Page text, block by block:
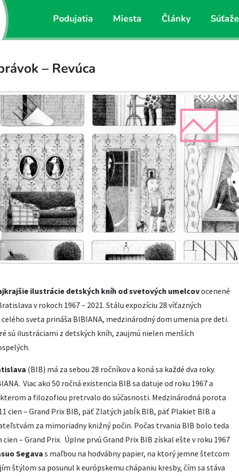
Podujatia Miesta Články Súťaže
– Revúca
ilustrácie detských kníh od svetových umelcovocenené
v rokoch 1967 – 2021. Stálu expozíciu 28 víťazných
sveta prináša BIBIANA, medzinárodný dom umenia pre deti.
sú ilustráciami z detských kníh, zaujmú nielen menších
(BIB) má za sebou 28 ročníkov a koná sa každé dva roky.
Viac ako 50 ročná existencia BIB sa datuje od roku 1967 a
a filozofiou pretrvalo do súčasnosti. Medzinárodná porota
cien – Grand Prix BIB, päť Zlatých jabĺk BIB, päť Plakiet BIB a
za mimoriadny knižný počin. Počas trvania BIB bolo teda
cien – Grand Prix. Úplne prvú Grand Prix BIB získal ešte v roku 1967
Segava s maľbou na hodvábny papier, na ktorý jemne štetcom
štýlom sa posunul k európskemu chápaniu kresby, čím sa stáva